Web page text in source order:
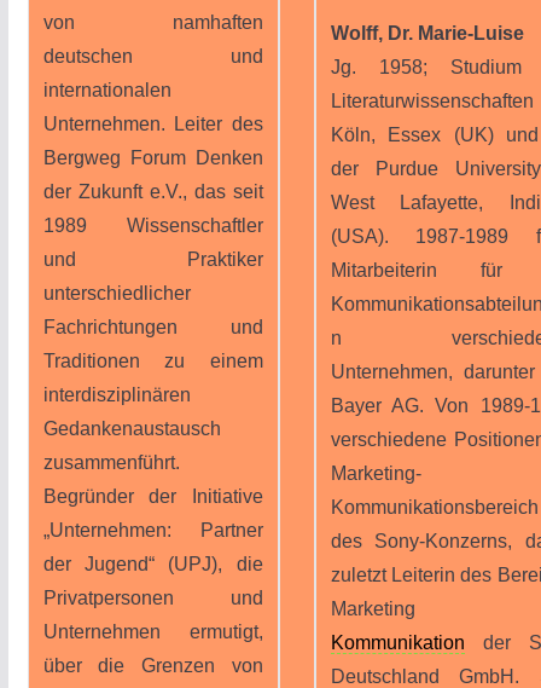
von namhaften
deutschen und
internationalen
Unternehmen. Leiter des
Bergweg Forum Denken
der Zukunft e.V., das seit
1989 Wissenschaftler
und Praktiker
unterschiedlicher
Fachrichtungen und
Traditionen zu einem
interdisziplinären
Gedankenaustausch
zusammenführt.
Begründer der Initiative
„Unternehmen: Partner
der Jugend“ (UPJ), die
Privatpersonen und
Unternehmen ermutigt,
über die Grenzen von
Wolff, Dr. Marie-Luise
Jg. 1958; Studium
Köln, Essex (UK)
der Purdue
West Lafayette,
(USA). 1987-1989
Mitarbeiterin für
n
Unternehmen,
Bayer AG. Von 1989-
verschiedene
Marketing-
Kommunikationsbereich
des Sony-Konzerns,
zuletzt Leiterin des
Marketing
Kommunikation der
Deutschland GmbH.